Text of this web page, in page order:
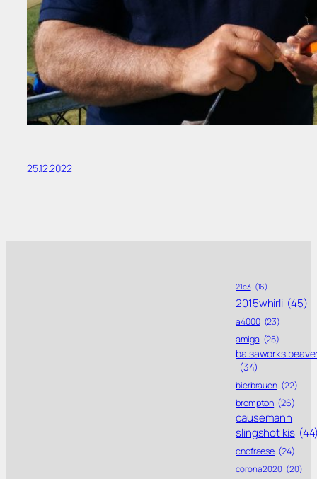
25.12.2022
21c3 (16)
2015whirli (45)
a4000 (23)
amiga (25)
balsaworks
(34)
bierbrauen (22)
brompton (26)
causemann
slingshot kis
cncfraese (24)
corona 2020 (20)